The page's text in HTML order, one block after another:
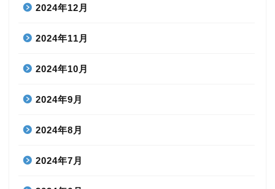
2024年12月
2024年11月
2024年10月
2024年9月
2024年8月
2024年7月